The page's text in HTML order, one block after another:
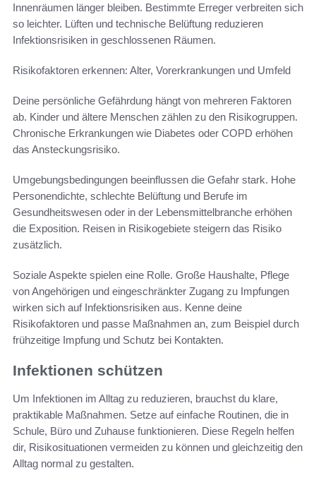
Innenräumen länger bleiben. Bestimmte Erreger verbreiten sich
so leichter. Lüften und technische Belüftung reduzieren
Infektionsrisiken in geschlossenen Räumen.
Risikofaktoren erkennen: Alter, Vorerkrankungen und Umfeld
Deine persönliche Gefährdung hängt von mehreren Faktoren
ab. Kinder und ältere Menschen zählen zu den Risikogruppen.
Chronische Erkrankungen wie Diabetes oder COPD erhöhen
das Ansteckungsrisiko.
Umgebungsbedingungen beeinflussen die Gefahr stark. Hohe
Personendichte, schlechte Belüftung und Berufe im
Gesundheitswesen oder in der Lebensmittelbranche erhöhen
die Exposition. Reisen in Risikogebiete steigern das Risiko
zusätzlich.
Soziale Aspekte spielen eine Rolle. Große Haushalte, Pflege
von Angehörigen und eingeschränkter Zugang zu Impfungen
wirken sich auf Infektionsrisiken aus. Kenne deine
Risikofaktoren und passe Maßnahmen an, zum Beispiel durch
frühzeitige Impfung und Schutz bei Kontakten.
Infektionen schützen
Um Infektionen im Alltag zu reduzieren, brauchst du klare,
praktikable Maßnahmen. Setze auf einfache Routinen, die in
Schule, Büro und Zuhause funktionieren. Diese Regeln helfen
dir, Risikosituationen vermeiden zu können und gleichzeitig den
Alltag normal zu gestalten.